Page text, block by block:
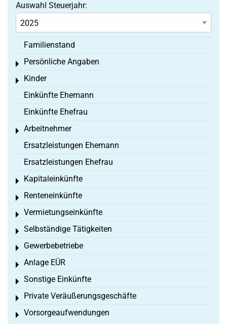
Auswahl Steuerjahr:
Familienstand
Persönliche Angaben
Toggle menu
Kinder
Toggle menu
Einkünfte Ehemann
Einkünfte Ehefrau
Arbeitnehmer
Toggle menu
Ersatzleistungen Ehemann
Ersatzleistungen Ehefrau
Kapitaleinkünfte
Toggle menu
Renteneinkünfte
Toggle menu
Vermietungseinkünfte
Toggle menu
Selbständige Tätigkeiten
Toggle menu
Gewerbebetriebe
Toggle menu
Anlage EÜR
Toggle menu
Sonstige Einkünfte
Toggle menu
Private Veräußerungsgeschäfte
Toggle menu
Vorsorgeaufwendungen
Toggle menu